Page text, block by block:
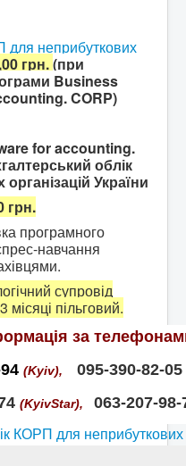
для неприбуткових
грн.(при
Business
CORP)
foraccounting.
облік
України
грн.
програмного
навчання
супровід
місяці пільговий.
за
(Kyiv), 095-390-82-05
(KyivStar), 063-207-98-
КОРП для неприбуткових